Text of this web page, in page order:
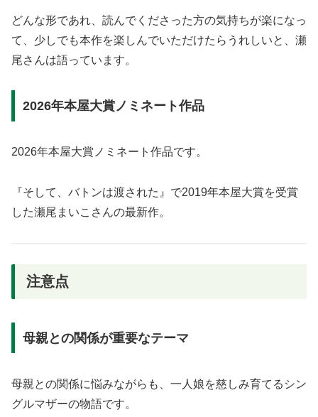
どんな形であれ、読んでくださった方の気持ちが楽になっ
て、少しでも本作を楽しんでいただけたらうれしいと、瀬
尾さんは語っています。
2026年本屋大賞ノミネート作品
2026年本屋大賞ノミネート作品です。
『そして、バトンは渡された』で2019年本屋大賞を受賞
した瀬尾まいこさんの最新作。
注意点
母親との関係が重要なテーマ
母親との関係に悩みながらも、一人娘を慈しみ育てるシン
グルマザーの物語です。